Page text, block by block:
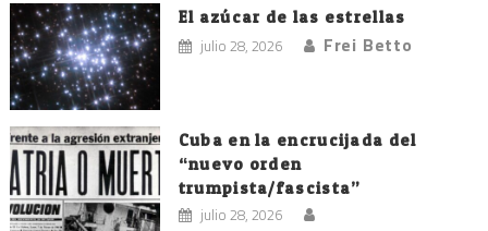
El azúcar de las estrellas
julio 28, 2026 Frei Betto
Cuba en la encrucijada del
“nuevo orden
trumpista/fascista”
julio 28, 2026